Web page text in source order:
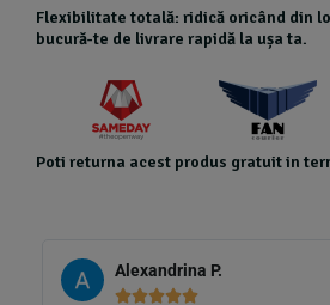
Flexibilitate totală: ridică oricând din
bucură-te de livrare rapidă la ușa ta.
Poti returna acest produs gratuit in
Alexandrina P.
